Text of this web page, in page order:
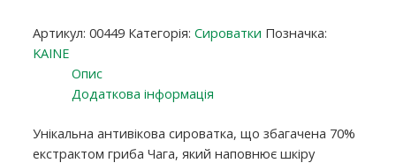
Артикул:00449 Категорія:Сироватки Позначка:
KAINE
Опис
Додаткова інформація
Унікальна антивікова сироватка, що збагачена 70%
екстрактом гриба Чага, який наповнює шкіру